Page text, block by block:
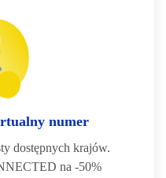
numer
dostępnych krajów.
na -50%